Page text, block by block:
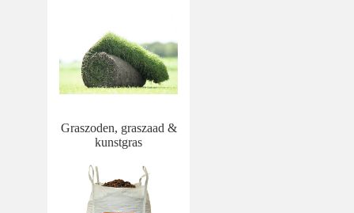
Graszoden, graszaad &
kunstgras